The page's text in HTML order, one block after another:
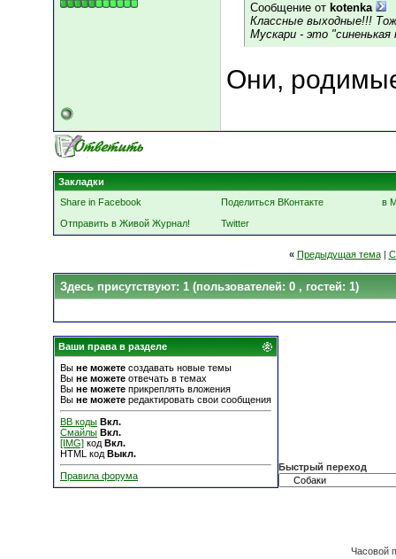
Сообщение от kotenka
Классные выходные!!!
Мускари - это
Они,
Закладки
Share in Facebook
Поделиться ВКонтакте
в
Отправить в Живой Журнал!
Twitter
« Предыдущая тема|
Здесь присутствуют: 1 (пользователей: 0 , гостей: 1)
Ваши права в разделе
Вы не можете создавать новые темы
Вы не можете отвечать в темах
Вы не можете прикреплять вложения
Вы не можете редактировать свои сообщения
BB коды Вкл.
Смайлы Вкл.
[IMG] код Вкл.
HTML код Выкл.
Правила форума
Быстрый переход
Часовой